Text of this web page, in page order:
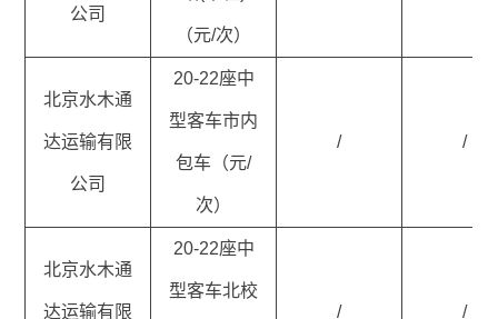
公司
（元/次）
北京水木通
达运输有限
公司
20-22座中
型客车市内
包车（元/
次）
/ /
北京水木通
达运输有限
20-22座中
型客车北校
/ /